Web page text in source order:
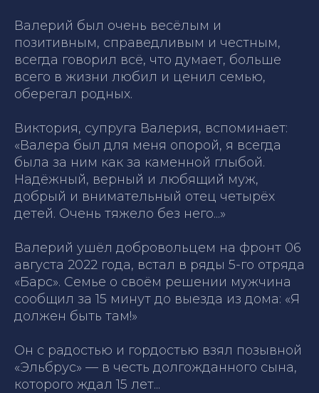
Валерий был очень весёлым и
позитивным, справедливым и честным,
всегда говорил всё, что думает, больше
всего в жизни любил и ценил семью,
оберегал родных.
Виктория, супруга Валерия, вспоминает:
«Валера был для меня опорой, я всегда
была за ним как за каменной глыбой.
Надёжный, верный и любящий муж,
добрый и внимательный отец четырёх
детей. Очень тяжело без него...»
Валерий ушёл добровольцем на фронт 06
августа 2022 года, встал в ряды 5-го отряда
«Барс». Семье о своём решении мужчина
сообщил за 15 минут до выезда из дома: «Я
должен быть там!»
Он с радостью и гордостью взял позывной
«Эльбрус» — в честь долгожданного сына,
которого ждал 15 лет...